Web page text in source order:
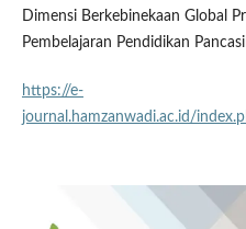
Dimensi Berkebinekaan Global
Pembelajaran Pendidikan
https://e-
journal.hamzanwadi.ac.id/